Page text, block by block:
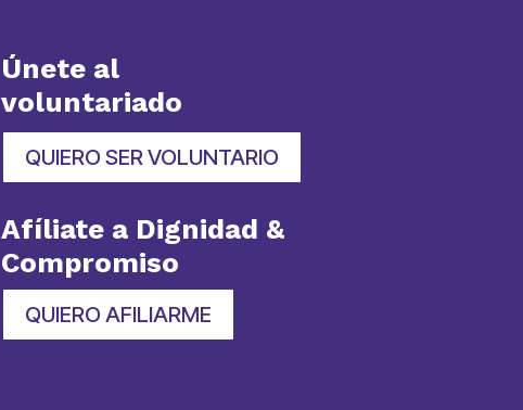
Únete al
voluntariado
QUIERO SER VOLUNTARIO
Afíliate a Dignidad &
Compromiso
QUIERO AFILIARME